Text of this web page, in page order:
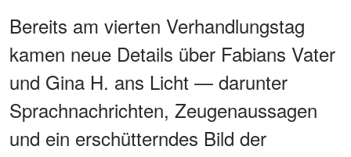
Bereits am vierten Verhandlungstag
kamen neue Details über Fabians Vater
und Gina H. ans Licht — darunter
Sprachnachrichten, Zeugenaussagen
und ein erschütterndes Bild der